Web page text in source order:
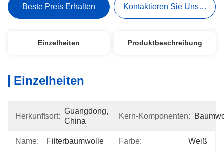
Beste Preis Erhalten Kontaktieren Sie Uns Jetzt
Einzelheiten Produktbeschreibung
Einzelheiten
Herkunftsort:
Guangdong,
China
Kern-Komponenten:
Name: Filterbaumwolle Farbe: Weiß